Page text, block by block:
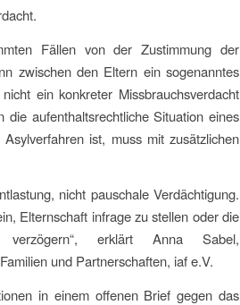
Fällen von der Zustimmung der
zwischen den Eltern ein sogenanntes
ein konkreter Missbrauchsverdacht
aufenthaltsrechtliche Situation eines
ist, muss mit zusätzlichen
nicht pauschale Verdächtigung.
Elternschaft infrage zu stellen oder die
erklärt Anna Sabel,
und Partnerschaften, iaf e.V.
in einem offenen Brief gegen das